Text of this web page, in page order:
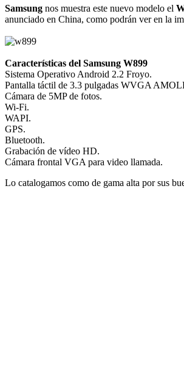
Samsung nos muestra este nuevo modelo el
anunciado en China, como podrán ver en la
Características del Samsung W899
Sistema Operativo Android 2.2 Froyo.
Pantalla táctil de 3.3 pulgadas WVGA
Cámara de 5MP de fotos.
Wi-Fi.
WAPI.
GPS.
Bluetooth.
Grabación de vídeo HD.
Cámara frontal VGA para video llamada.
Lo catalogamos como de gama alta por sus